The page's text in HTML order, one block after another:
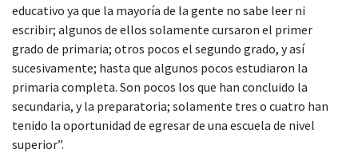
educativo ya que la mayoría de la gente no sabe leer ni
escribir; algunos de ellos solamente cursaron el primer
grado de primaria; otros pocos el segundo grado, y así
sucesivamente; hasta que algunos pocos estudiaron la
primaria completa. Son pocos los que han concluido la
secundaria, y la preparatoria; solamente tres o cuatro han
tenido la oportunidad de egresar de una escuela de nivel
superior”.